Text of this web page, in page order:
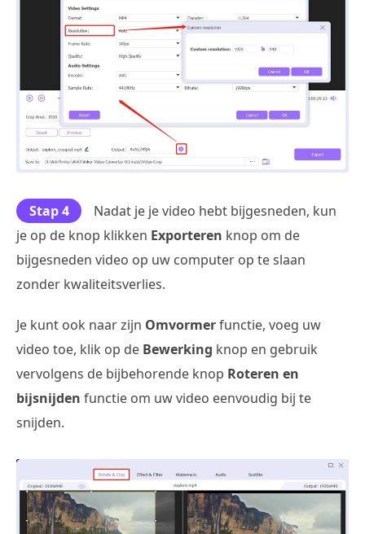
Stap 4
Nadat je je video hebt bijgesneden, kun
je op de knop klikken Exporteren knop om de
bijgesneden video op uw computer op te slaan
zonder kwaliteitsverlies.
Je kunt ook naar zijn Omvormerfunctie, voeg uw
video toe, klik op de Bewerking knop en gebruik
vervolgens de bijbehorende knop Roteren en
bijsnijden functie om uw video eenvoudig bij te
snijden.